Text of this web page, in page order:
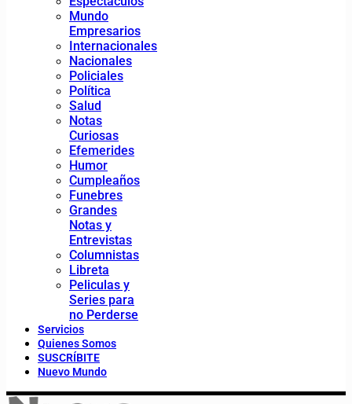
Mundo
Empresarios
Internacionales
Nacionales
Policiales
Política
Salud
Notas
Curiosas
Efemerides
Humor
Cumpleaños
Funebres
Grandes
Notas y
Entrevistas
Columnistas
Libreta
Peliculas y
Series para
no Perderse
Servicios
Quienes Somos
SUSCRÍBITE
Nuevo Mundo